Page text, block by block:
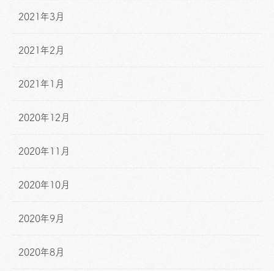
2021年3月
2021年2月
2021年1月
2020年12月
2020年11月
2020年10月
2020年9月
2020年8月